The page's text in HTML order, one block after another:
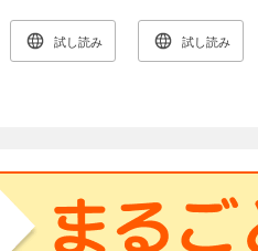
試し読み 試し読み